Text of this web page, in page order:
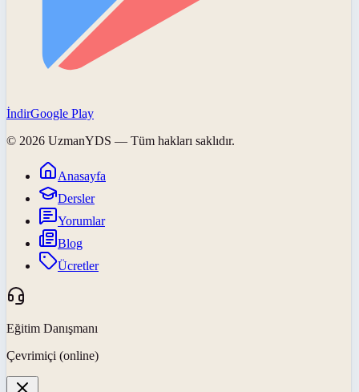
İndirGoogle Play
© 2026 UzmanYDS — Tüm hakları saklıdır.
Anasayfa
Dersler
Yorumlar
Blog
Ücretler
Eğitim Danışmanı
Çevrimiçi (online)